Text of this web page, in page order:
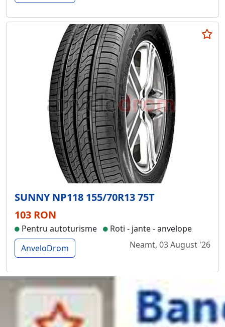
SUNNY NP118 155/70R13 75T
103 RON
Pentru autoturisme
Roti - jante - anvelope
AnveloDrom
Neamt, 03 August '26